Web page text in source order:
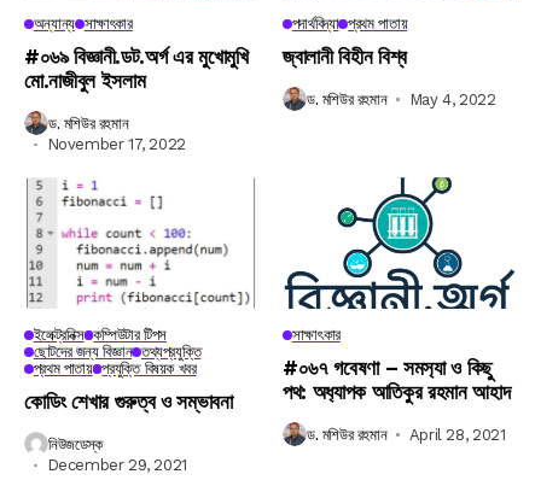
অন্যান্য সাক্ষাৎকার
#০৬৯ বিজ্ঞানী.ডট.অর্গ এর মুখোমুখি
মো.নাজীবুল ইসলাম
ড. মশিউর রহমান
November 17, 2022
পদার্থবিদ্যা প্রথম পাতায়
জ্বালানী বিহীন বিশ্ব
ড. মশিউর রহমান May 4, 2022
ইলেক্ট্রনিক্স কম্পিউটার টিপস
ছোটদের জন্য বিজ্ঞান তথ্যপ্রযুক্তি
প্রথম পাতায় প্রযুক্তি বিষয়ক খবর
কোডিং শেখার গুরুত্ব ও সম্ভাবনা
নিউজডেস্ক
December 29, 2021
সাক্ষাৎকার
#০৬৭ গবেষণা – সমস‍্যা ও কিছু
পথ: অধ‍্যাপক আতিকুর রহমান আহাদ
ড. মশিউর রহমান April 28, 2021